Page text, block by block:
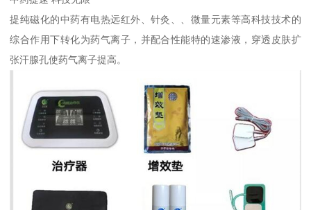
提纯磁化的中药有电热远红外、针灸、、微量元素等高科技技术的
综合作用下转化为药气离子，并配合性能特的速渗液，穿透皮肤扩
张汗腺孔使药气离子提高。